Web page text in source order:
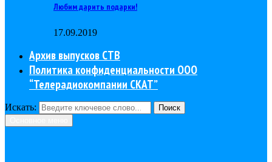
Любим дарить подарки!
17.09.2019
Архив выпусков СТВ
Политика конфиденциальности ООО
“Телерадиокомпании СКАТ”
Искать:
Поиск